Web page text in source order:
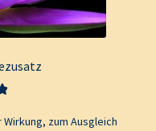
zum Ausgleich